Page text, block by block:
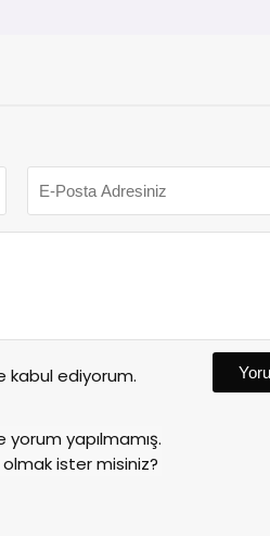
kabul ediyorum.
yapılmamış.
ister misiniz?